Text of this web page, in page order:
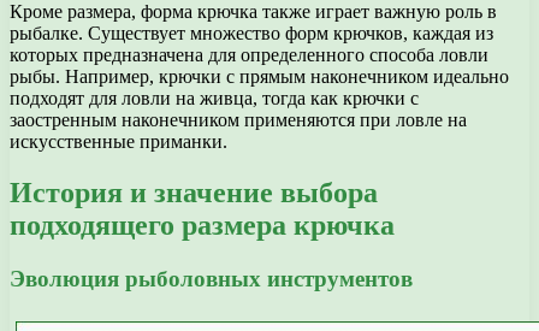
Кроме размера, форма крючка также играет важную роль в
рыбалке. Существует множество форм крючков, каждая из
которых предназначена для определенного способа ловли
рыбы. Например, крючки с прямым наконечником идеально
подходят для ловли на живца, тогда как крючки с
заостренным наконечником применяются при ловле на
искусственные приманки.
История и значение выбора
подходящего размера крючка
Эволюция рыболовных инструментов